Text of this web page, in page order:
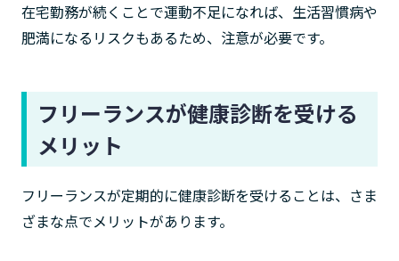
在宅勤務が続くことで運動不足になれば、生活習慣病や
肥満になるリスクもあるため、注意が必要です。
フリーランスが健康診断を受ける
メリット
フリーランスが定期的に健康診断を受けることは、さま
ざまな点でメリットがあります。